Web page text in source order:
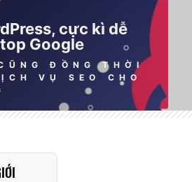
cực kì dễ
Google
ĐỒNG THỜI
VỤ SEO CHO